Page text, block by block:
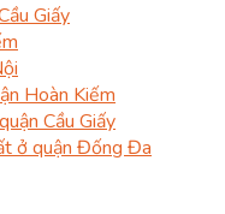
Giấy
Hoàn Kiếm
Cầu Giấy
ở quận Đống Đa